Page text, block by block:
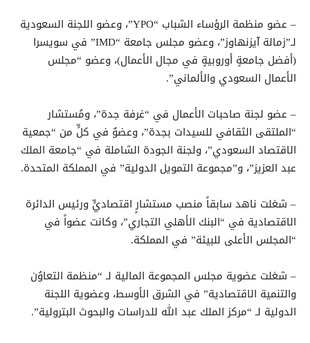
– عضو منظمة الرؤساء الشباب “YPO”، وعضو اللجنة السعودية
لـ”زمالة آيزنهاوز”، وعضو مجلس جامعة “IMD” في سويسرا
(أفضل جامعةٍ أوروبيةٍ في مجال الأعمال)، وعضو “مجلس
الأعمال السعودي والألماني”.
– عضو لجنة صاحبات الأعمال في “غرفة جدة”، ومُستشار
“الملتقى الثقافي للسيدات بجدة”، وعضوٌ في كلٍّ من “جمعية
الاقتصاد السعودي”، ولجنة الجودة الشاملة في “جامعة الملك
عبد العزيز”، و”مجموعة التمويل الدولية” في المملكة المتحدة.
– شغلت ناهد سابقاً منصب مستشارٍ اقتصاديٍّ ورئيس الدائرة
الاقتصادية في “البنك الأهلي التجاري”، وكانت عضواً في
“المجلس الأعلى للبيئة” في المملكة.
– شغلت عضوية مجلس المجموعة المالية لـ “منظمة التعاوُن
والتنمية الاقتصادية” في الشرق الأوسط، وعضوية اللجنة
الدولية لـ “مركز الملك عبد الله للدراسات والبحوث البترولية”.